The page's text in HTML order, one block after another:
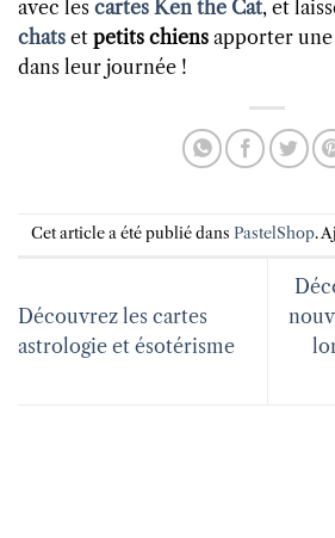
avec les cartes Ken the Cat, et
chats et petits chiens apporter
dans leur journée !
Cet article a été publié dans PastelShop.
Découvrez les cartes
astrologie et ésotérisme